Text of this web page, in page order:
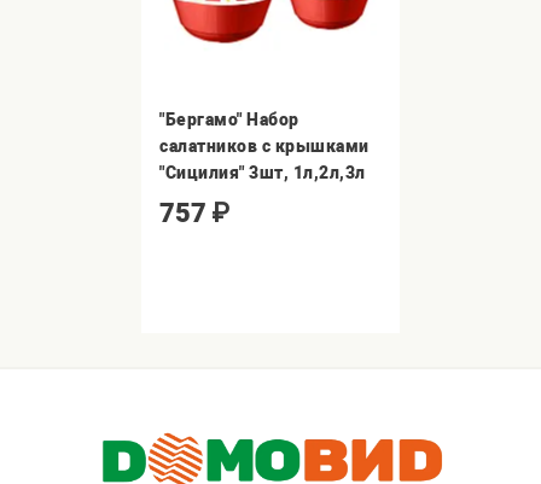
"Бергамо" Набор
салатников с крышками
"Сицилия" 3шт, 1л,2л,3л
757 ₽